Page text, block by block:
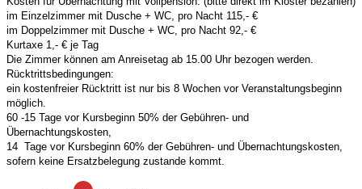
im Einzelzimmer mit Dusche + WC, pro Nacht 115,- €
im Doppelzimmer mit Dusche + WC, pro Nacht 92,- €
Kurtaxe 1,- € je Tag
Die Zimmer können am Anreisetag ab 15.00 Uhr bezogen werden.
Rücktrittsbedingungen:
ein kostenfreier Rücktritt ist nur bis 8 Wochen vor Veranstaltungsbeginn
möglich.
60 -15 Tage vor Kursbeginn 50% der Gebühren- und
Übernachtungskosten,
14 Tage vor Kursbeginn 60% der Gebühren- und Übernachtungskosten,
sofern keine Ersatzbelegung zustande kommt.